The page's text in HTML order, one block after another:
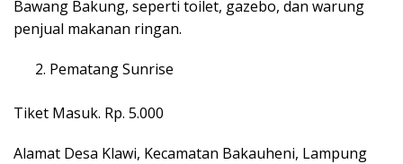
Bawang Bakung, seperti toilet, gazebo, dan warung
penjual makanan ringan.
Pematang Sunrise
Tiket Masuk. Rp. 5.000
Alamat Desa Klawi, Kecamatan Bakauheni, Lampung